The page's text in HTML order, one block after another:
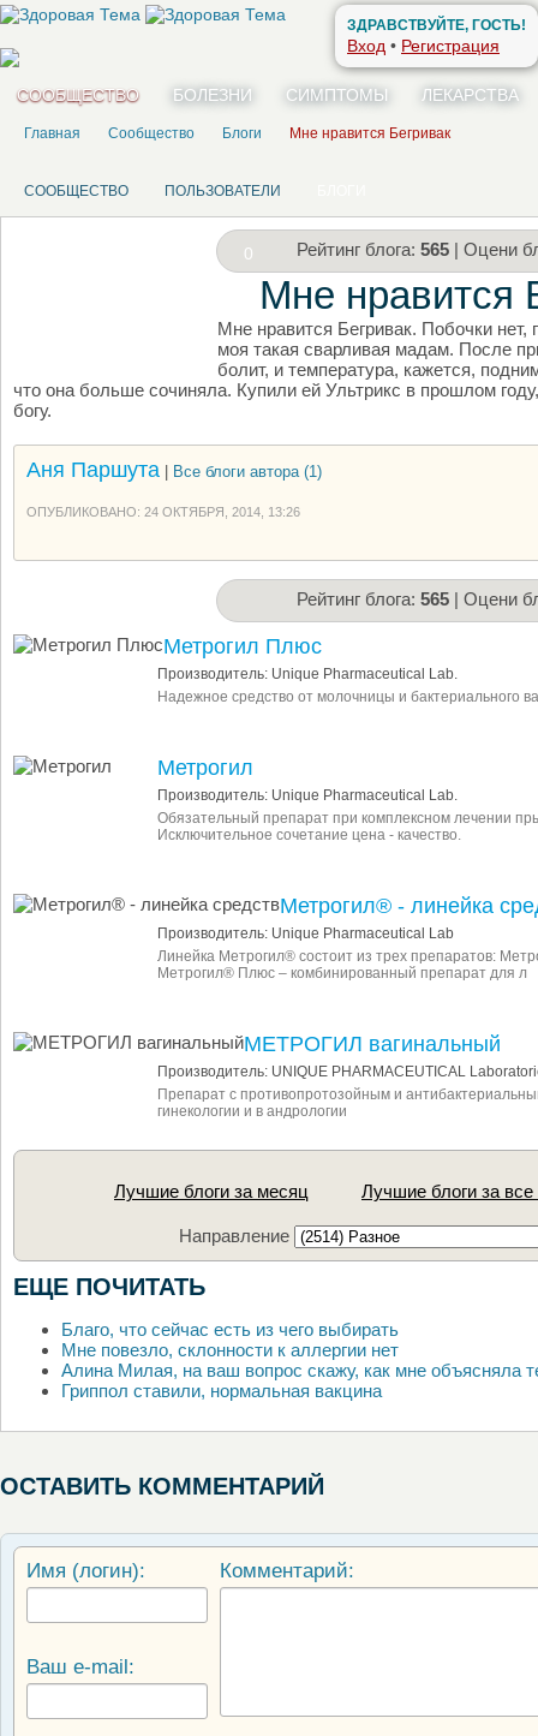
ЗДРАВСТВУЙТЕ, ГОСТЬ!
Вход • Регистрация
СООБЩЕСТВО БОЛЕЗНИ СИМПТОМЫ ЛЕКАРСТВА
Главная Сообщество Блоги Мне нравится Бегривак
СООБЩЕСТВО ПОЛЬЗОВАТЕЛИ
0 Рейтинг блога: 565 | Оцени
Мне нравится
Мне нравится Бегривак. Побочки
моя такая сварливая мадам. После
болит, и температура, кажется,
что она больше сочиняла. Купили ей Ультрикс в прошлом
богу.
Аня Паршута Все блоги автора (1)
ОПУБЛИКОВАНО: 24 ОКТЯБРЯ, 2014, 13:26
Рейтинг блога: 565 | Оцени
Метрогил Плюс
Производитель: Unique Pharmaceutical Lab.
Надежное средство от молочницы и бактериального
Метрогил
Производитель: Unique Pharmaceutical Lab.
Обязательный препарат при комплексном лечении
Исключительное сочетание цена - качество.
Метрогил® - линейка
Производитель: Unique Pharmaceutical Lab
Линейка Метрогил® состоит из трех препаратов:
Метрогил® Плюс – комбинированный препарат для л
МЕТРОГИЛ вагинальный
Производитель: UNIQUE PHARMACEUTICAL
Препарат с противопротозойным и
гинекологии и в андрологии
Лучшие блоги за месяц Лучшие блоги за
Направление
ЕЩЕ ПОЧИТАТЬ
Благо, что сейчас есть из чего выбирать
Мне повезло, склонности к аллергии нет
Алина Милая, на ваш вопрос скажу, как мне объясняла
Гриппол ставили, нормальная вакцина
ОСТАВИТЬ КОММЕНТАРИЙ
Имя (логин):
Ваш e-mail:
Комментарий: